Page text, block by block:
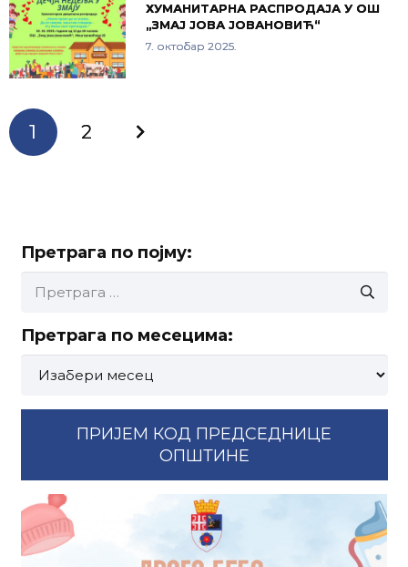
ХУМАНИТАРНА РАСПРОДАЈА У ОШ
„ЗМАЈ ЈОВА ЈОВАНОВИЋ“
7. октобар 2025.
1 2
Претрага по појму:
за:
Претрага по месецима:
месецима:
ПРИЈЕМ КОД ПРЕДСЕДНИЦЕ
ОПШТИНЕ